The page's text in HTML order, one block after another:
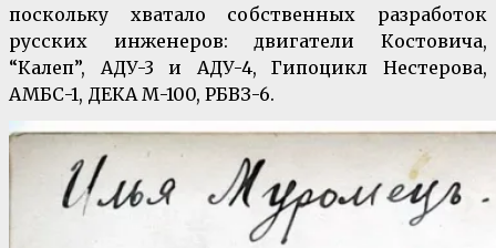
поскольку хватало собственных разработок
русских инженеров: двигатели Костовича,
“Калеп”, АДУ-3 и АДУ-4, Гипоцикл Нестерова,
АМБС-1, ДЕКА М-100, РБВЗ-6.